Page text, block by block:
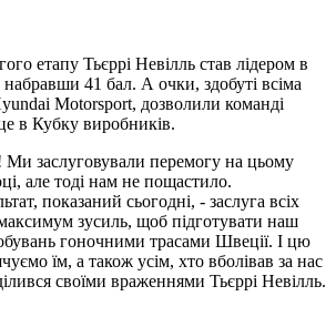
етапу Тьєррі Невілль став лідером в
набравши 41 бал. А очки, здобуті всіма
Motorsport, дозволили команді
в Кубку виробників.
Ми заслуговували перемогу на цьому
але тоді нам не пощастило.
показаний сьогодні, - заслуга всіх
зусиль, щоб підготувати наш
гоночними трасами Швеції. І цю
їм, а також усім, хто вболівав за нас
своїми враженнями Тьєррі Невілль.